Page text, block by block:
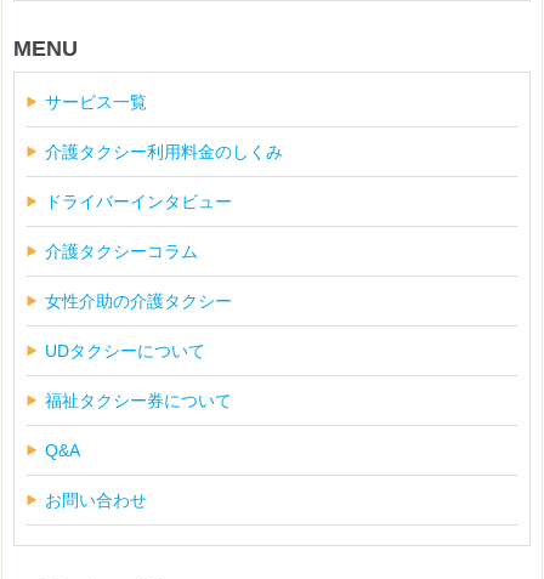
MENU
サービス一覧
介護タクシー利用料金のしくみ
ドライバーインタビュー
介護タクシーコラム
女性介助の介護タクシー
UDタクシーについて
福祉タクシー券について
Q&A
お問い合わせ